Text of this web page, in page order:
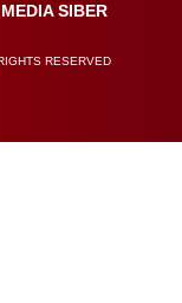
SIBER
RESERVED